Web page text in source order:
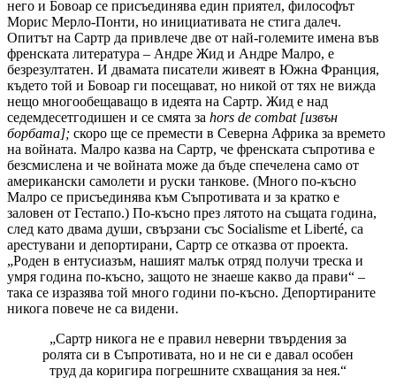
него и Бовоар се присъединява един приятел, философът
Морис Мерло-Понти, но инициативата не стига далеч.
Опитът на Сартр да привлече две от най-големите имена във
френската литература – Андре Жид и Андре Малро, е
безрезултатен. И двамата писатели живеят в Южна Франция,
където той и Бовоар ги посещават, но никой от тях не вижда
нещо многообещаващо в идеята на Сартр. Жид е над
седемдесетгодишен и се смята за hors de combat [извън
борбата]; скоро ще се премести в Северна Африка за времето
на войната. Малро казва на Сартр, че френската съпротива е
безсмислена и че войната може да бъде спечелена само от
американски самолети и руски танкове. (Много по-късно
Малро се присъединява към Съпротивата и за кратко е
заловен от Гестапо.) По-късно през лятото на същата година,
след като двама души, свързани със Socialisme et Liberté, са
арестувани и депортирани, Сартр се отказва от проекта.
„Роден в ентусиазъм, нашият малък отряд получи треска и
умря година по-късно, защото не знаеше какво да прави“ –
така се изразява той много години по-късно. Депортираните
никога повече не са видени.
„Сартр никога не е правил неверни твърдения за
ролята си в Съпротивата, но и не си е давал особен
труд да коригира погрешните схващания за нея.“